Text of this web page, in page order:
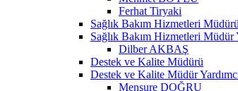
Ferhat Tiryaki
Sağlık Bakım Hizmetleri Müdürü
Sağlık Bakım Hizmetleri Müdür
Dilber AKBAŞ
Destek ve Kalite Müdürü
Destek ve Kalite Müdür
Menşure DOĞRU